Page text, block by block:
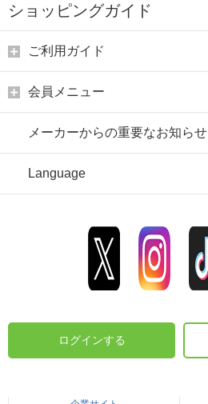
ショッピングガイド
ご利用ガイド
会員メニュー
メーカーからの重要なお知らせ
Language
ログインする